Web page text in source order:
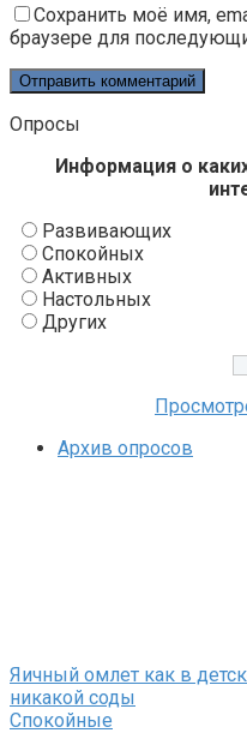
Сохранить моё имя,
браузере для
Опросы
Информация о
Развивающих
Спокойных
Активных
Настольных
Других
Архив опросов
Яичный омлет как в
никакой соды
Спокойные